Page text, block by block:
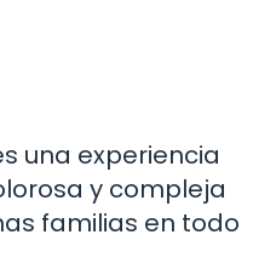
una experiencia
y compleja
familias en todo